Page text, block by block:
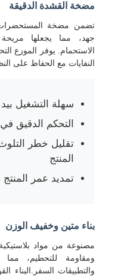
جولة في المعمل
اتصل بنا
طلب اقتباس
زجاجة رذاذ مستحضرات
زجاجة مستحضرات
زجاجة قطرات
مضخة القشدة الدقيقة
تضمن مضخة المستحضرات
جهد، مما يجعلها مريحة
الاستحمام. يوفر الموزع
النفايات مع الحفاظ على
سهلة التشغيل
التحكم الدقيق
تقليل خطر
المنتج
تمديد عمر
بناء متين وخفيف الوزن
مصنوعة من مواد
ومقاومة للتحطيم، مما
والتطبيقات السفر.البناء